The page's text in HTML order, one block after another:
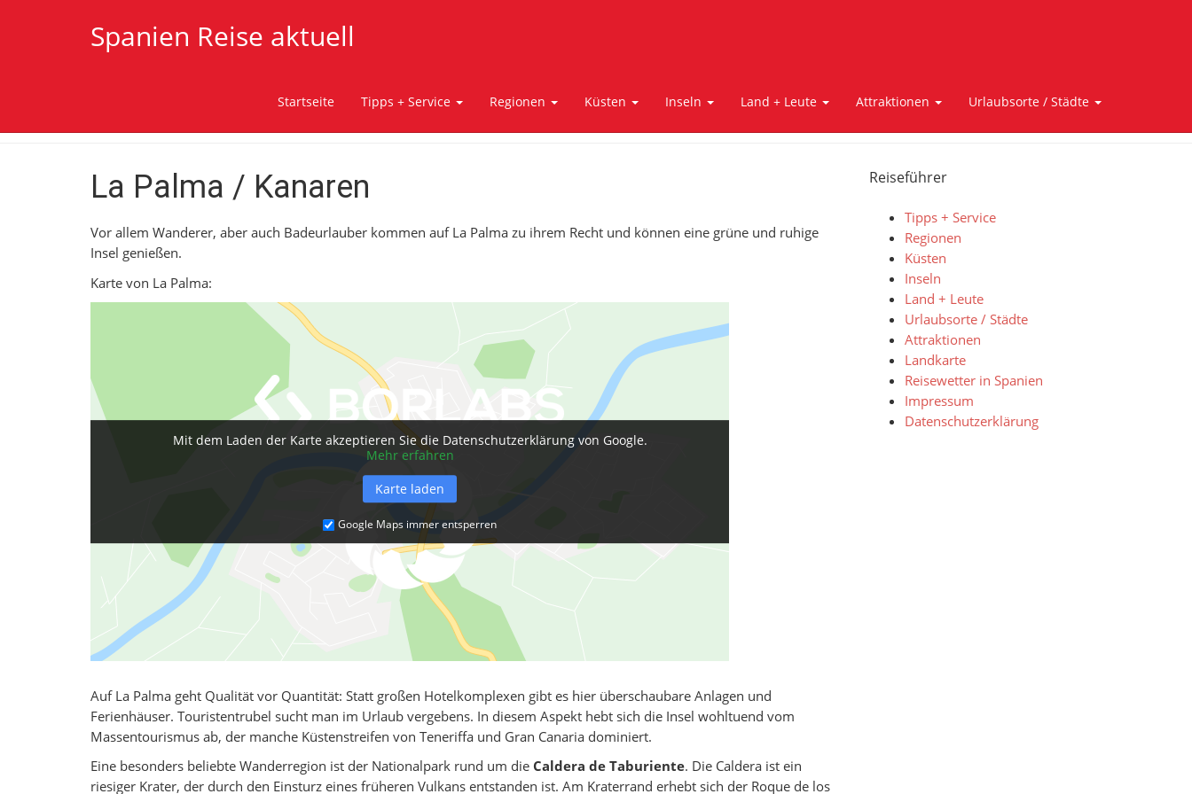
Spanien Reise aktuell
Startseite Tipps + Service Regionen Küsten Inseln Land + Leute Attraktionen Urlaubsorte / Städte
La Palma / Kanaren
Vor allem Wanderer, aber auch Badeurlauber kommen auf La Palma zu ihrem Recht und können eine grüne und ruhige
Insel genießen.
Karte von La Palma:
Mit dem Laden der Karte akzeptieren Sie die Datenschutzerklärung von Google.
Mehr erfahren
Karte laden
Google Maps immer entsperren
Auf La Palma geht Qualität vor Quantität: Statt großen Hotelkomplexen gibt es hier überschaubare Anlagen und
Ferienhäuser. Touristentrubel sucht man im Urlaub vergebens. In diesem Aspekt hebt sich die Insel wohltuend vom
Massentourismus ab, der manche Küstenstreifen von Teneriffa und Gran Canaria dominiert.
Eine besonders beliebte Wanderregion ist der Nationalpark rund um die Caldera de Taburiente. Die Caldera ist ein
riesiger Krater, der durch den Einsturz eines früheren Vulkans entstanden ist. Am Kraterrand erhebt sich der Roque de los
Reiseführer
Tipps + Service
Regionen
Küsten
Inseln
Land + Leute
Urlaubsorte / Städte
Attraktionen
Landkarte
Reisewetter in Spanien
Impressum
Datenschutzerklärung